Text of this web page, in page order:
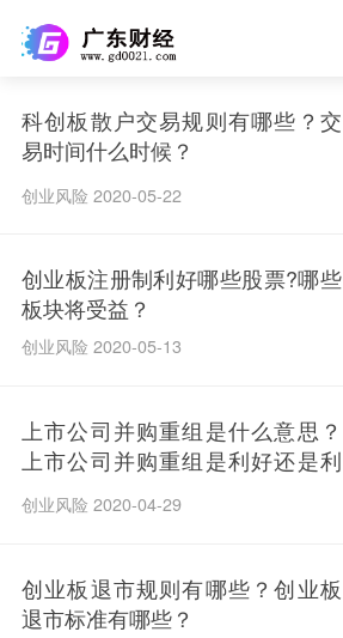
科创板散户交易规则有哪些？交
易时间什么时候？
创业风险 2020-05-22
创业板注册制利好哪些股票?哪些
板块将受益？
创业风险 2020-05-13
上市公司并购重组是什么意思？
上市公司并购重组是利好还是利
空？
创业风险 2020-04-29
创业板退市规则有哪些？创业板
退市标准有哪些？